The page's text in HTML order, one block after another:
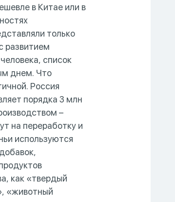
в Китае или в
только
развитием
список
днем. Что
Россия
порядка 3 млн
–
на переработку и
используются
как «твердый
«животный